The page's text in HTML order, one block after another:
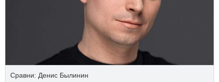
Сравни: Денис Былинин